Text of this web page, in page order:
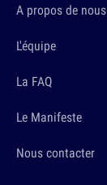
A propos de nous
L'équipe
La FAQ
Le Manifeste
Nous contacter